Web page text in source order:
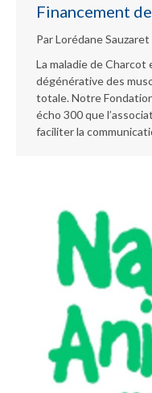
Financement
ParLorédane Sauzaret
La maladie de
dégénérative des
totale. Notre
écho 300 que
faciliter la